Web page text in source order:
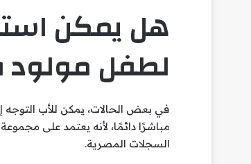
هل يمكن
لطفل
في بعض الحالات، يمكن للأب التوجه
مباشرًا دائمًا، لأنه يعتمد على
السجلات المصرية.